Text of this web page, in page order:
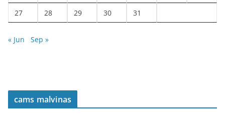
27 28 29 30 31
« Jun Sep »
cams malvinas